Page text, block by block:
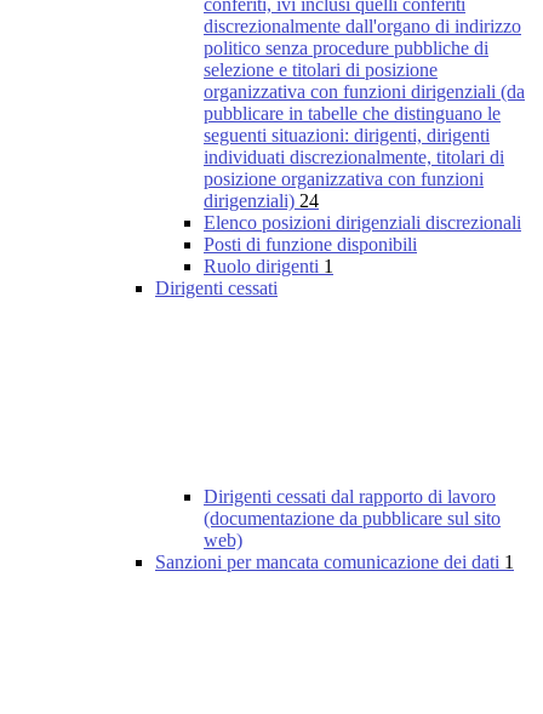
conferiti, ivi inclusi quelli conferiti
discrezionalmente dall'organo di indirizzo
politico senza procedure pubbliche di
selezione e titolari di posizione
organizzativa con funzioni dirigenziali (da
pubblicare in tabelle che distinguano le
seguenti situazioni: dirigenti, dirigenti
individuati discrezionalmente, titolari di
posizione organizzativa con funzioni
dirigenziali) 24
Elenco posizioni dirigenziali discrezionali
Posti di funzione disponibili
Ruolo dirigenti 1
Dirigenti cessati
Dirigenti cessati dal rapporto di lavoro
(documentazione da pubblicare sul sito
web)
Sanzioni per mancata comunicazione dei dati 1